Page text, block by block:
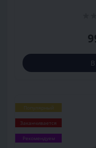
Популярный
Заканчивается
Рекомендуем